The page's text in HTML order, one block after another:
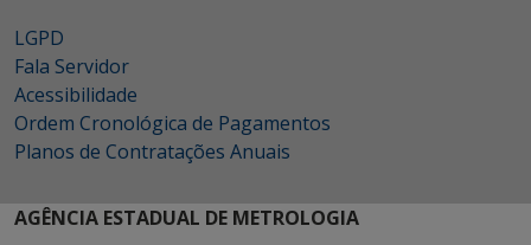
LGPD
Fala Servidor
Acessibilidade
Ordem Cronológica de Pagamentos
Planos de Contratações Anuais
AGÊNCIA ESTADUAL DE METROLOGIA